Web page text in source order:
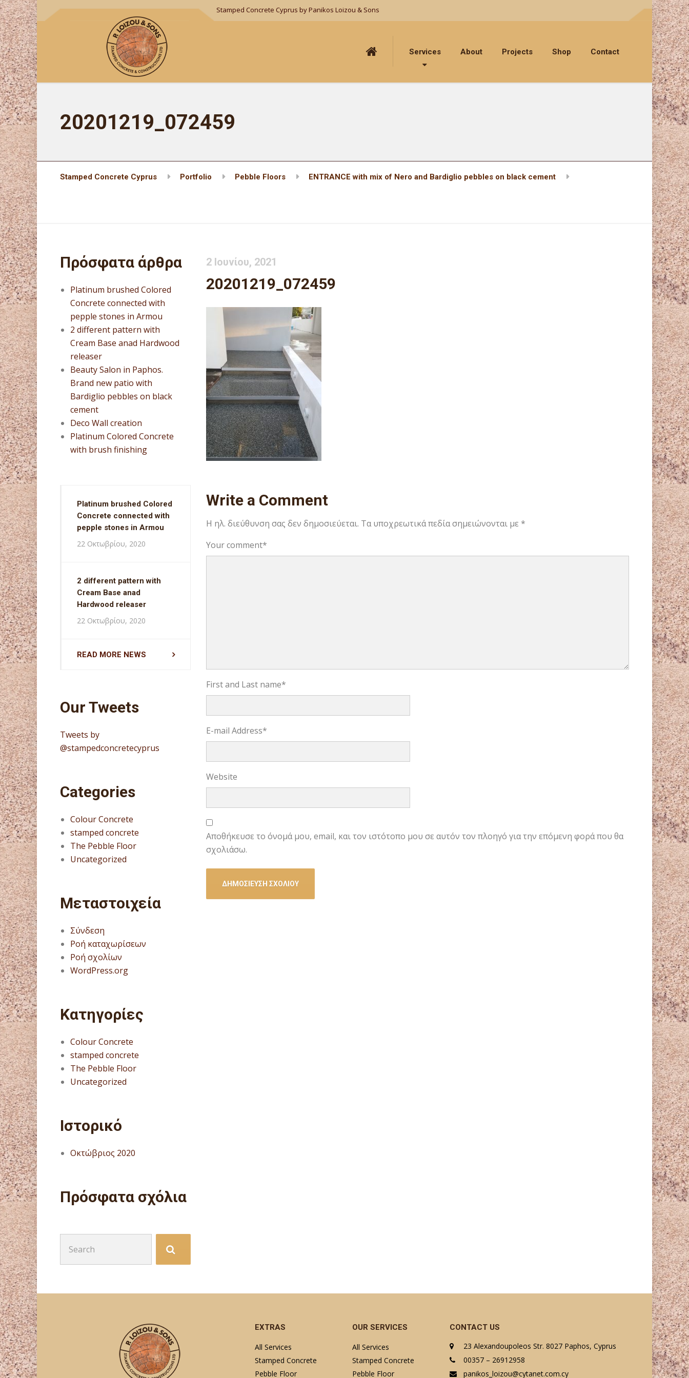
Stamped Concrete Cyprus by Panikos Loizou & Sons
Services About Projects Shop Contact
20201219_072459
Stamped Concrete Cyprus Portfolio Pebble Floors ENTRANCE with mix of Nero and Bardiglio pebbles on black cement
2 Ιουνίου, 2021
20201219_072459
Write a Comment
Η ηλ. διεύθυνση σας δεν δημοσιεύεται. Τα υποχρεωτικά πεδία σημειώνονται με *
Your comment*
First and Last name*
E-mail Address*
Website
Αποθήκευσε το όνομά μου, email, και τον ιστότοπο μου σε αυτόν τον πλοηγό για την επόμενη φορά που θα
σχολιάσω.
Πρόσφατα άρθρα
Platinum brushed Colored
Concrete connected with
pepple stones in Armou
2 different pattern with
Cream Base anad Hardwood
releaser
Beauty Salon in Paphos.
Brand new patio with
Bardiglio pebbles on black
cement
Deco Wall creation
Platinum Colored Concrete
with brush finishing
Platinum brushed Colored
Concrete connected with
pepple stones in Armou
22 Οκτωβρίου, 2020
2 different pattern with
Cream Base anad
Hardwood releaser
22 Οκτωβρίου, 2020
READ MORE NEWS
Our Tweets
Tweets by
@stampedconcretecyprus
Categories
Colour Concrete
stamped concrete
The Pebble Floor
Uncategorized
Μεταστοιχεία
Σύνδεση
Ροή καταχωρίσεων
Ροή σχολίων
WordPress.org
Kατηγορίες
Colour Concrete
stamped concrete
The Pebble Floor
Uncategorized
Ιστορικό
Οκτώβριος 2020
Πρόσφατα σχόλια
for:
EXTRAS
All Services
Stamped Concrete
Pebble Floor
OUR SERVICES
All Services
Stamped Concrete
Pebble Floor
CONTACT US
23 Alexandoupoleos Str. 8027 Paphos, Cyprus
00357 – 26912958
panikos_loizou@cytanet.com.cy